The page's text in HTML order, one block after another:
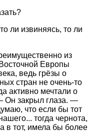
ли извиняясь, то ли
из
Европы
ведь грёзы о
стран не очень-то
активно мечтали о
Он закрыл глаза. —
что если бы тот
тогда чернота,
в тот, имела бы более